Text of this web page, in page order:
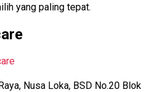
yang paling tepat.
Nusa Loka, BSD No.20 Blok